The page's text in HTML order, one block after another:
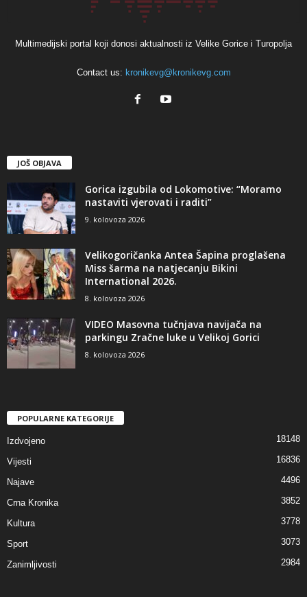
Multimedijski portal koji donosi aktualnosti iz Velike Gorice i Turopolja
Contact us: kronikevg@kronikevg.com
JOŠ OBJAVA
Gorica izgubila od Lokomotive: “Moramo
nastaviti vjerovati i raditi”
9. kolovoza 2026
Velikogoričanka Antea Šapina proglašena
Miss šarma na natjecanju Bikini
International 2026.
8. kolovoza 2026
VIDEO Masovna tučnjava navijača na
parkingu Zračne luke u Velikoj Gorici
8. kolovoza 2026
POPULARNE KATEGORIJE
Izdvojeno 18148
Vijesti 16836
Najave 4496
Crna Kronika 3852
Kultura 3778
Sport 3073
Zanimljivosti 2984